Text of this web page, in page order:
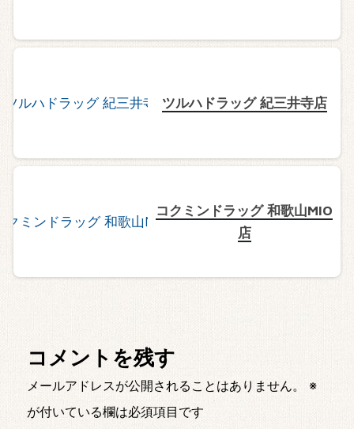
ツルハドラッグ 紀三井寺店
コクミンドラッグ 和歌山MIO
店
コメントを残す
メールアドレスが公開されることはありません。
※
が付いている欄は必須項目です